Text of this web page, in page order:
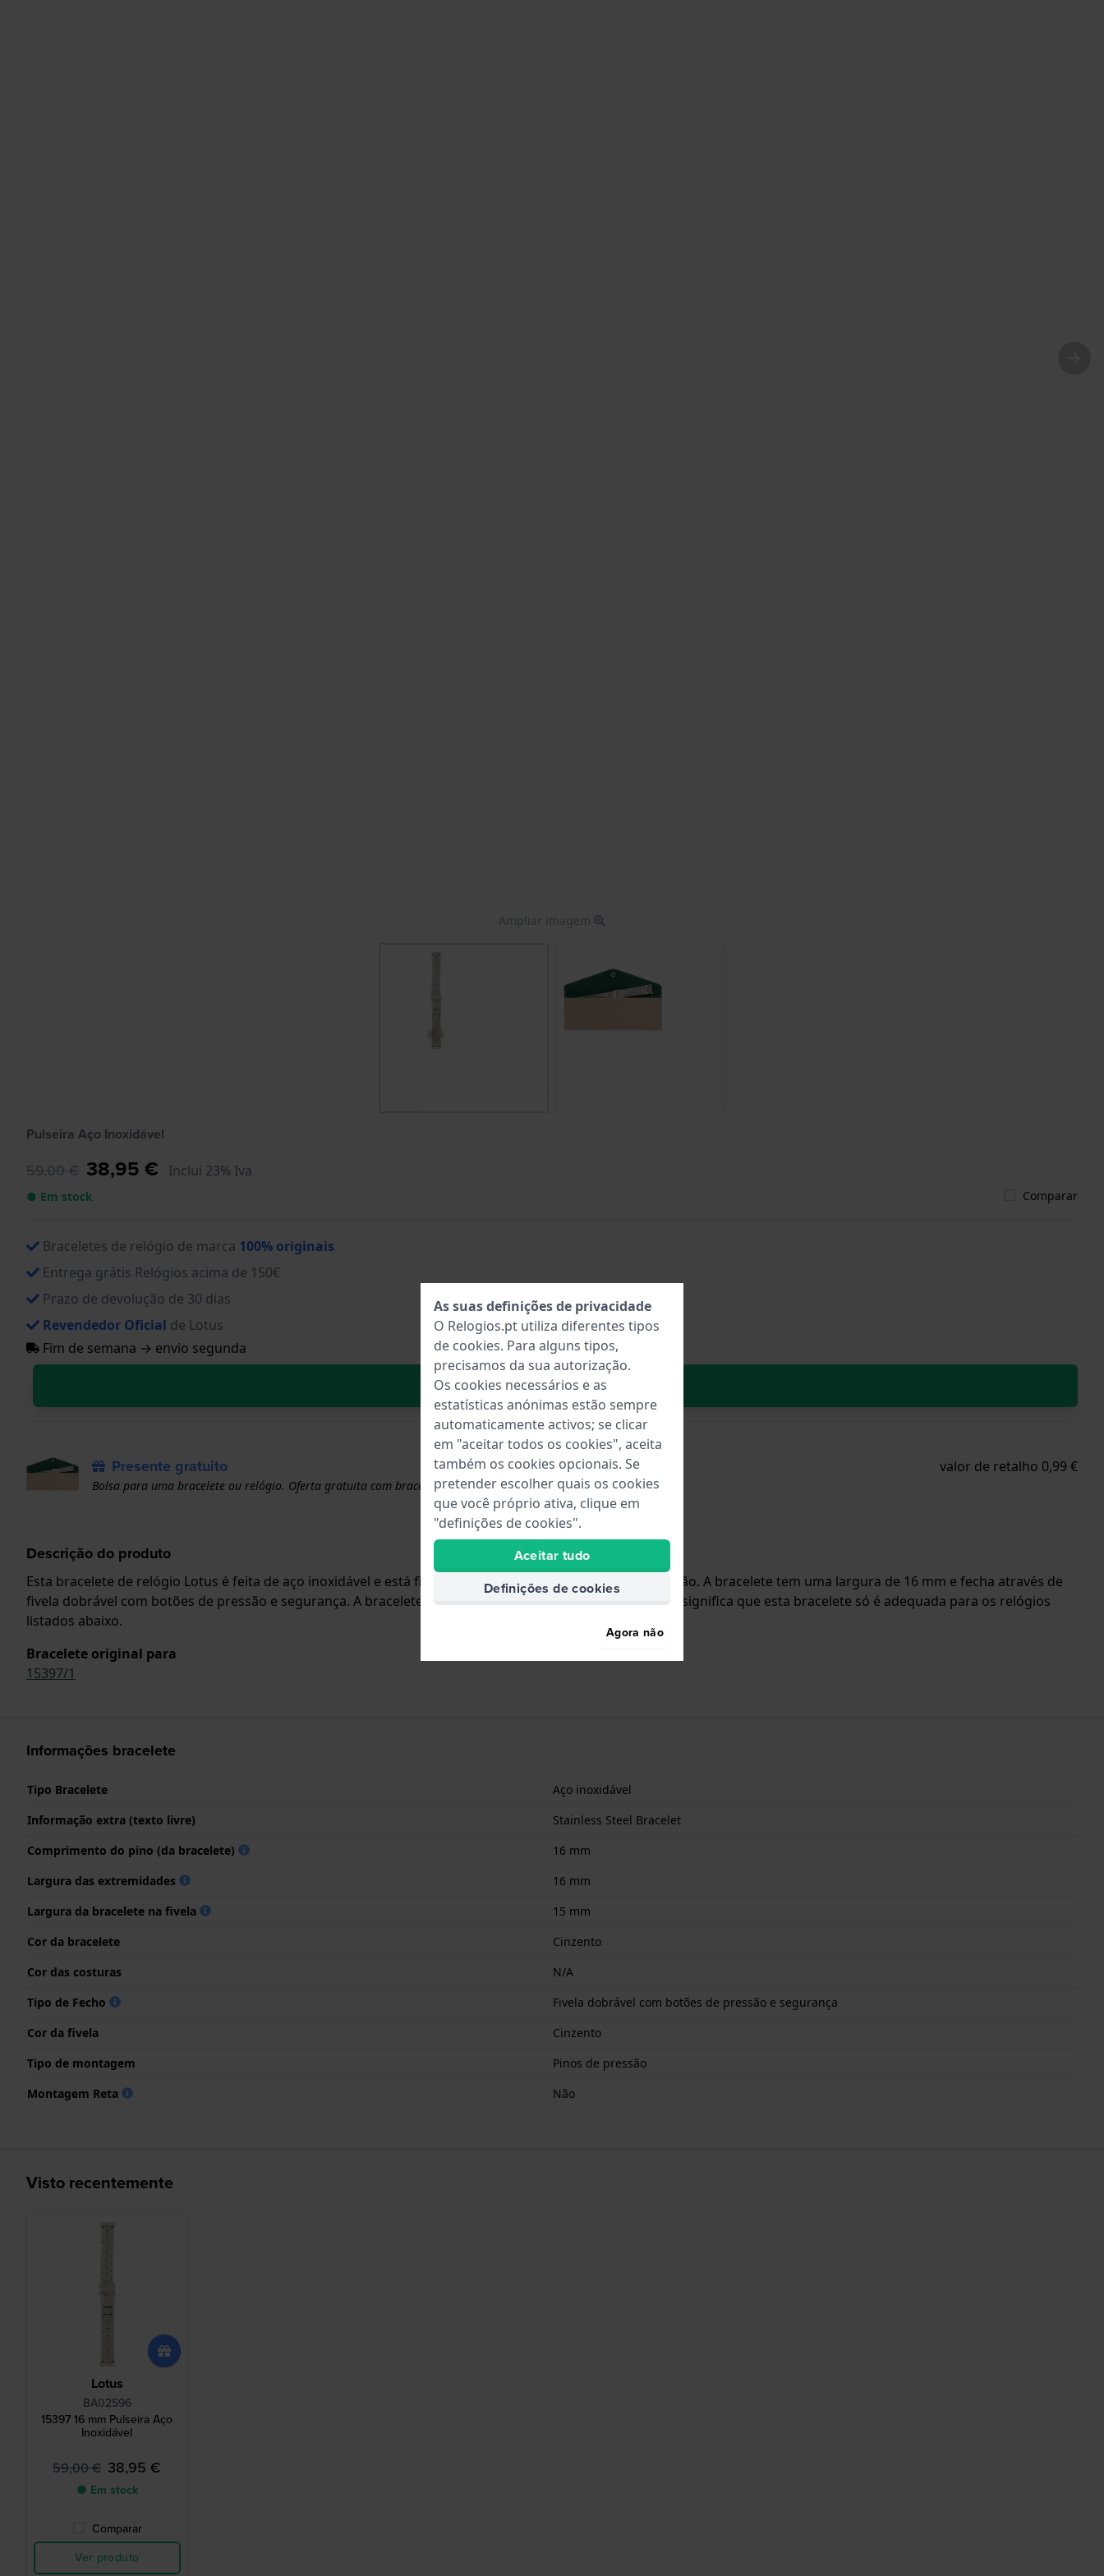
Ampliar imagem
Pulseira Aço Inoxidável
59,00 € 38,95 € Inclui 23% Iva
● Em stock Comparar
Braceletes de relógio de marca 100% originais
Entrega grátis Relógios acima de 150€
Prazo de devolução de 30 dias
Revendedor Oficial de Lotus
Fim de semana → envio segunda
No carrinho
Presente gratuito valor de retalho 0,99 €
Bolsa para uma bracelete ou relógio. Oferta gratuita com braceletes superiores a 50 euros
Descrição do produto
Esta bracelete de relógio Lotus é feita de aço inoxidável e está fixada ao relógio através de pinos de pressão. A bracelete tem uma largura de 16 mm e fecha através de
fivela dobrável com botões de pressão e segurança. A bracelete não tem uma montagem a direito, o que significa que esta bracelete só é adequada para os relógios
listados abaixo.
Bracelete original para
15397/1
Informações bracelete
Tipo Bracelete
Aço inoxidável
Informação extra (texto livre)
Stainless Steel Bracelet
Comprimento do pino (da bracelete)
16 mm
Largura das extremidades
16 mm
Largura da bracelete na fivela
15 mm
Cor da bracelete
Cinzento
Cor das costuras
N/A
Tipo de Fecho
Fivela dobrável com botões de pressão e segurança
Cor da fivela
Cinzento
Tipo de montagem
Pinos de pressão
Montagem Reta
Não
Visto recentemente
Lotus
BA02596
15397 16 mm Pulseira Aço
Inoxidável
59,00 € 38,95 €
● Em stock
Comparar
Ver produto
As suas definições de privacidade
O Relogios.pt utiliza diferentes tipos
de cookies. Para alguns tipos,
precisamos da sua autorização.
Os cookies necessários e as
estatísticas anónimas estão sempre
automaticamente activos; se clicar
em "aceitar todos os cookies", aceita
também os cookies opcionais. Se
pretender escolher quais os cookies
que você próprio ativa, clique em
"definições de cookies".
Aceitar tudo
Definições de cookies
Agora não